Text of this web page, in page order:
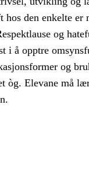
hos den enkelte er
og
i å opptre
og
òg. Elevane må